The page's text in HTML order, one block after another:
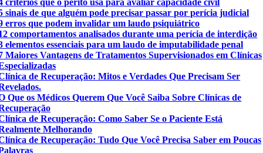
critérios que o perito usa para avaliar capacidade civil
sinais de que alguém pode precisar passar por perícia judicial
erros que podem invalidar um laudo psiquiátrico
comportamentos analisados durante uma perícia de interdição
elementos essenciais para um laudo de imputabilidade penal
Maiores Vantagens de Tratamentos Supervisionados em Clínicas
de Recuperação: Mitos e Verdades Que Precisam Ser
Que os Médicos Querem Que Você Saiba Sobre Clínicas de
de Recuperação: Como Saber Se o Paciente Está
Melhorando
de Recuperação: Tudo Que Você Precisa Saber em Poucas